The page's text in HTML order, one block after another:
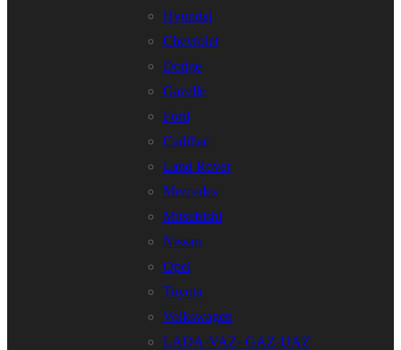
Hyundai
Chevrolet
Dodge
Gazelle
Ford
Cadillac
Land Rover
Mercedes
Mitsubishi
Nissan
Opel
Toyota
Volkswagen
LADA-VAZ- GAZ-UAZ